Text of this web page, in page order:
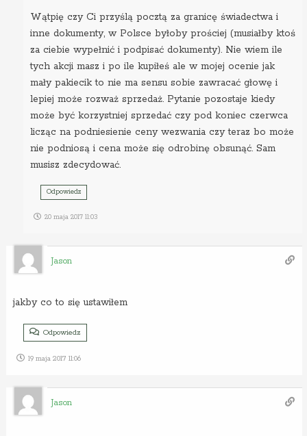
Wątpię czy Ci przyślą pocztą za granicę świadectwa i
inne dokumenty, w Polsce byłoby prościej (musiałby ktoś
za ciebie wypełnić i podpisać dokumenty). Nie wiem ile
tych akcji masz i po ile kupiłeś ale w mojej ocenie jak
mały pakiecik to nie ma sensu sobie zawracać głowę i
lepiej może rozważ sprzedaż. Pytanie pozostaje kiedy
może być korzystniej sprzedać czy pod koniec czerwca
licząc na podniesienie ceny wezwania czy teraz bo może
nie podniosą i cena może się odrobinę obsunąć. Sam
musisz zdecydować.
Odpowiedz
20 maja 2017 11:03
Jason
jakby co to się ustawiłem
Odpowiedz
19 maja 2017 11:06
Jason